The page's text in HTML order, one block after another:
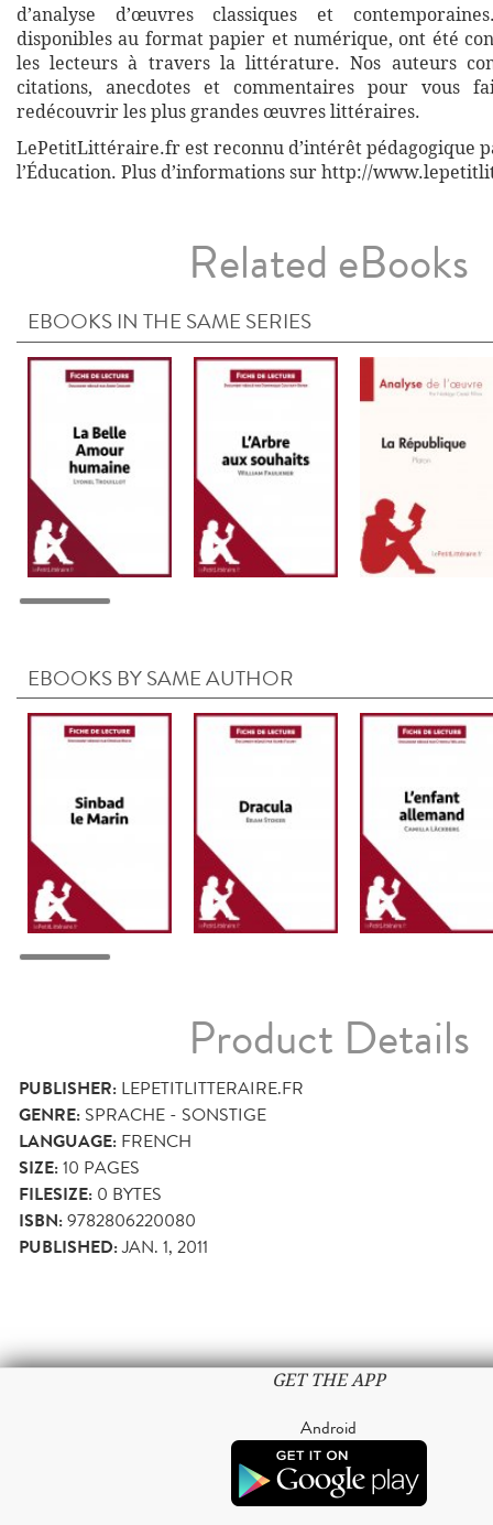
d’analyse d’œuvres classiques et
disponibles au format papier et numérique, ont été
les lecteurs à travers la littérature. Nos auteurs
citations, anecdotes et commentaires pour vous
redécouvrir les plus grandes œuvres littéraires.
LePetitLittéraire.fr est reconnu d’intérêt pédagogique
l’Éducation. Plus d’informations sur http://
Related eBooks
EBOOKS IN THE SAME SERIES
EBOOKS BY SAME AUTHOR
Product Details
PUBLISHER: LEPETITLITTERAIRE.FR
GENRE: SPRACHE - SONSTIGE
LANGUAGE: FRENCH
SIZE:10 PAGES
FILESIZE: 0 BYTES
ISBN:9782806220080
PUBLISHED:JAN. 1, 2011
GET THE APP
Android